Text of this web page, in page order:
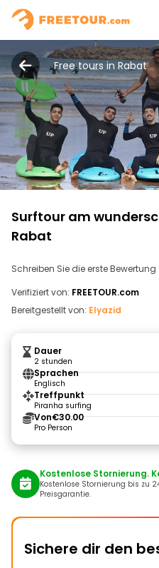
Free tours in Rabat
Surftour am
Rabat
Schreiben Sie die erste Bewertung
Verifiziert von: FREETOUR.com
Bereitgestellt von: Elyazid
Dauer
2 stunden
Sprachen
Englisch
Treffpunkt
Piranha surfing
Von€30.00
Pro Person
Kostenlose Stornierung.
Kostenlose Stornierung bis zu
Preisgarantie.
Sichere dir den